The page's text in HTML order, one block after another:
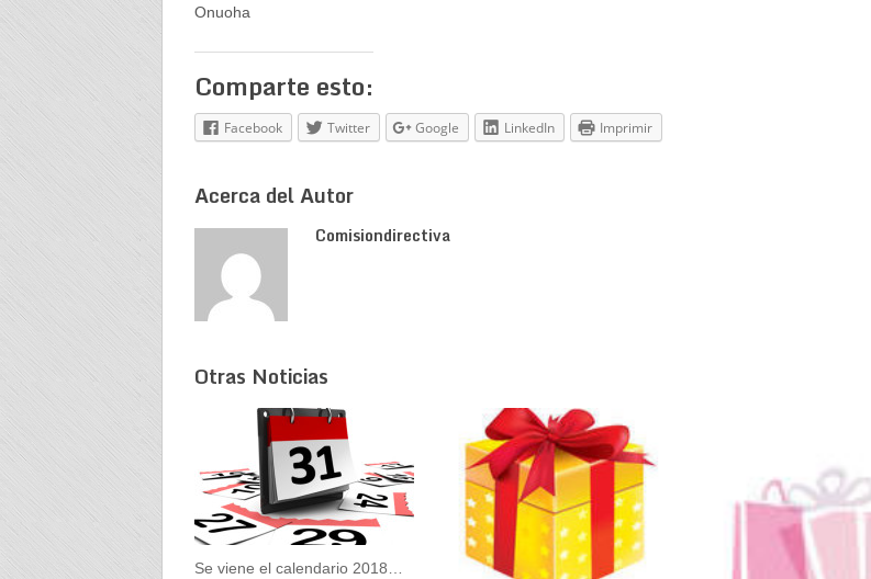
Onuoha
Comparte esto:
Facebook Twitter Google LinkedIn Imprimir
Acerca del Autor
Comisiondirectiva
Otras Noticias
Se viene el calendario 2018…